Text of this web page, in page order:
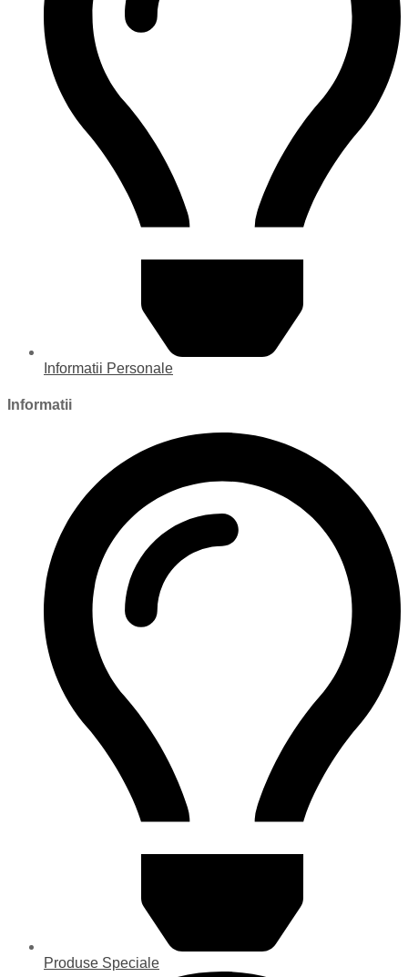
Informatii Personale
Informatii
Produse Speciale